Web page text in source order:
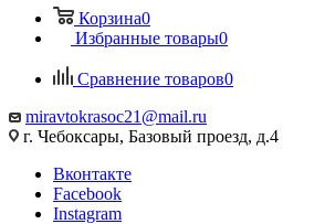
Корзина0
Избранные товары0
Сравнение товаров0
miravtokrasoc21@mail.ru
г. Чебоксары, Базовый проезд, д.4
Вконтакте
Facebook
Instagram